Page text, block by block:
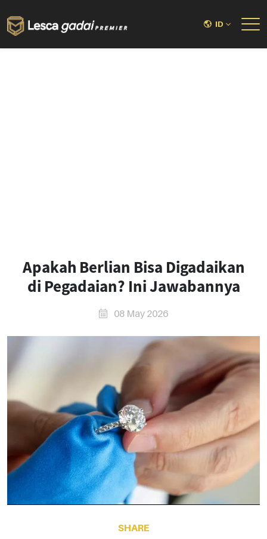
ID
Apakah Berlian Bisa Digadaikan
di Pegadaian? Ini Jawabannya
08 May 2026
SHARE